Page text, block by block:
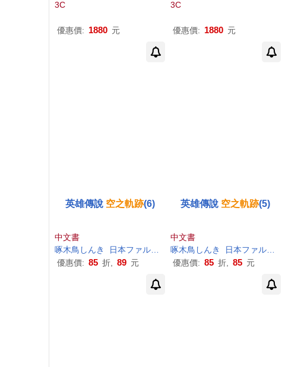
3C
優惠價: 1880 元
3C
優惠價: 1880 元
英雄傳說 空之軌跡(6)
中文書
啄木鳥しんき
日本ファルコム
江昱霖
優惠價: 85 折, 89 元
英雄傳說 空之軌跡(5)
中文書
啄木鳥しんき
日本ファルコム
優惠價: 85 折, 85 元